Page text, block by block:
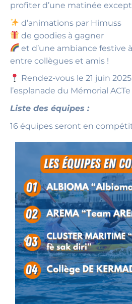
profiter d’une matinée
d’animations par Himuss
de goodies à gagner
et d’une ambiance festive
entre collègues et amis !
Rendez-vous le 21 juin
l’esplanade du Mémorial ACTe
Liste des équipes :
16 équipes seront en